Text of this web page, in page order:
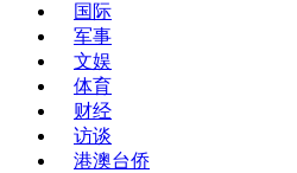
国际
军事
文娱
体育
财经
访谈
港澳台侨